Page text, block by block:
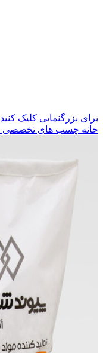
برای بزرگنمایی کلیک کنید
خانه چسب های تخصصی